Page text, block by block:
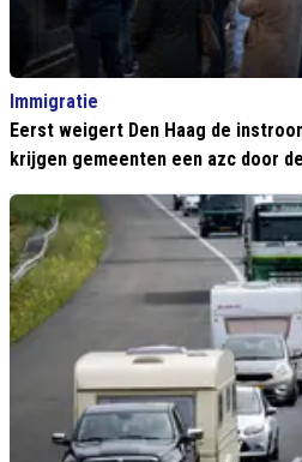
Immigratie
Eerst weigert Den Haag de
krijgen gemeenten een azc door